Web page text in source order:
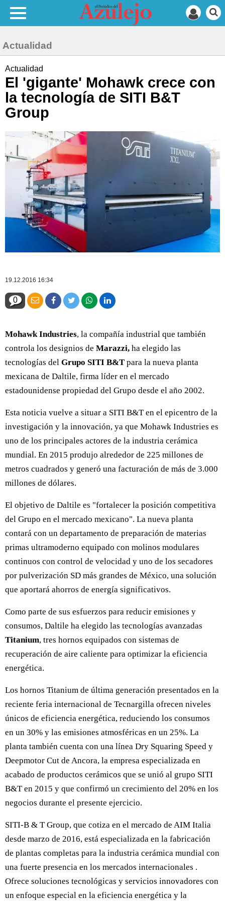
Actualidad
Actualidad
El 'gigante' Mohawk crece con
la tecnología de SITI B&T
Group
19.12.2016 16:34
0
Mohawk Industries, la compañía industrial que también
controla los designios de Marazzi, ha elegido las
tecnologías del Grupo SITI B&T para la nueva planta
mexicana de Daltile, firma líder en el mercado
estadounidense propiedad del Grupo desde el año 2002.
Esta noticia vuelve a situar a SITI B&T en el epicentro de la
investigación y la innovación, ya que Mohawk Industries es
uno de los principales actores de la industria cerámica
mundial. En 2015 produjo alrededor de 225 millones de
metros cuadrados y generó una facturación de más de 3.000
millones de dólares.
El objetivo de Daltile es "fortalecer la posición competitiva
del Grupo en el mercado mexicano". La nueva planta
contará con un departamento de preparación de materias
primas ultramoderno equipado con molinos modulares
continuos con control de velocidad y uno de los secadores
por pulverización SD más grandes de México, una solución
que aportará ahorros de energía significativos.
Como parte de sus esfuerzos para reducir emisiones y
consumos, Daltile ha elegido las tecnologías avanzadas
Titanium, tres hornos equipados con sistemas de
recuperación de aire caliente para optimizar la eficiencia
energética.
Los hornos Titanium de última generación presentados en la
reciente feria internacional de Tecnargilla ofrecen niveles
únicos de eficiencia energética, reduciendo los consumos
en un 30% y las emisiones atmosféricas en un 25%. La
planta también cuenta con una línea Dry Squaring Speed y
Deepmotor Cut de Ancora, la empresa especializada en
acabado de productos cerámicos que se unió al grupo SITI
B&T en 2015 y que confirmó un crecimiento del 20% en los
negocios durante el presente ejercicio.
SITI-B & T Group, que cotiza en el mercado de AIM Italia
desde marzo de 2016, está especializada en la fabricación
de plantas completas para la industria cerámica mundial con
una fuerte presencia en los mercados internacionales .
Ofrece soluciones tecnológicas y servicios innovadores con
un enfoque especial en la eficiencia energética y la